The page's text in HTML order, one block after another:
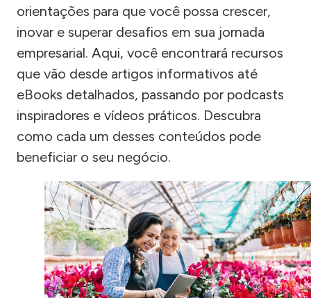
orientações para que você possa crescer,
inovar e superar desafios em sua jornada
empresarial. Aqui, você encontrará recursos
que vão desde artigos informativos até
eBooks detalhados, passando por podcasts
inspiradores e vídeos práticos. Descubra
como cada um desses conteúdos pode
beneficiar o seu negócio.